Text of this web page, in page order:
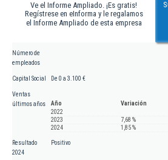
Ve el Informe Ampliado. ¡Es gratis!
Regístrese en eInforma y le regalamos
el Informe Ampliado de esta empresa
Número de
empleados
Capital Social De 0 a 3.100 €
Ventas
últimos años
Año
Variación
2022
2023
7,68 %
2024
1,85 %
Resultado
2024
Positivo